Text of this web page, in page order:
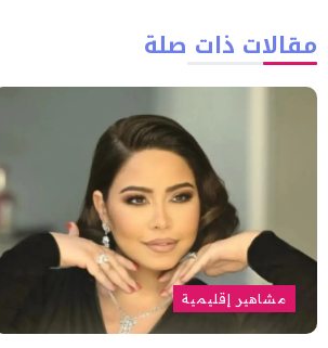
مقالات ذات صلة
مشاهير إقليمية